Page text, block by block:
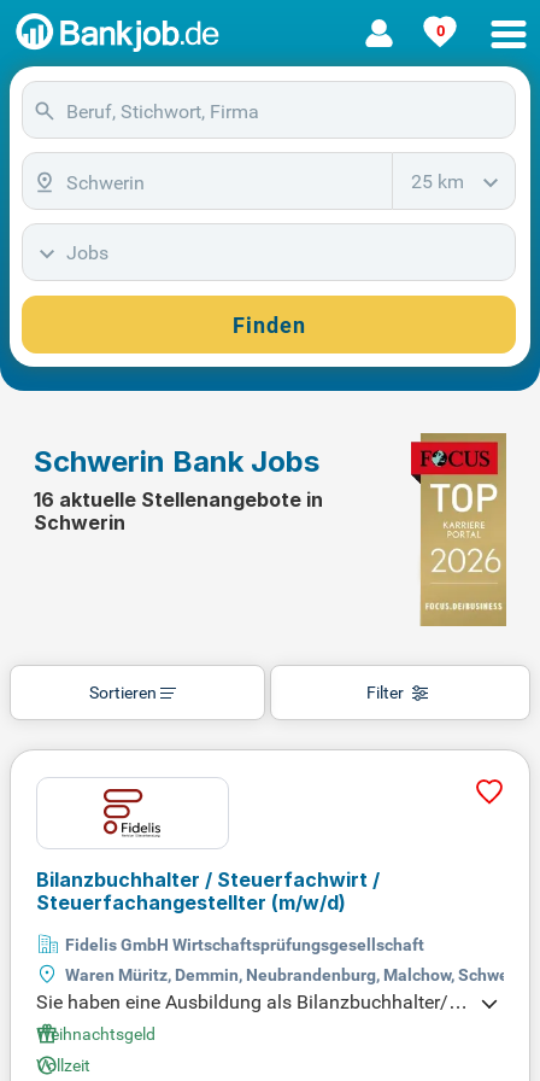
0
25 km
Jobs
Finden
Schwerin Bank Jobs
16 aktuelle Stellenangebote in
Schwerin
Filter
Sortieren
Bilanzbuchhalter / Steuerfachwirt /
Steuerfachangestellter (m/w/d)
Fidelis GmbH Wirtschaftsprüfungsgesellschaft
Waren Müritz, Demmin, Neubrandenburg, Malchow, Schwerin
Sie haben eine Ausbildung als Bilanzbuchhalter/in
oder Steuerfachwirt/in erfolgreich abgeschlossen
und bringen praktische Erfahrungen in der Finanzb
Weihnachtsgeld
Vollzeit